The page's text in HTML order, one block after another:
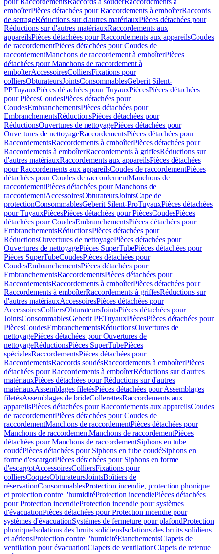
pour RaccordementsRaccords à souderRaccordements à
emboîterPièces détachées pour Raccordements à emboîterRaccords
de serrageRéductions sur d'autres matériauxPièces détachées pour
Réductions sur d'autres matériauxRaccordements aux
appareilsPièces détachées pour Raccordements aux appareilsCoudes
de raccordementPièces détachées pour Coudes de
raccordementManchons de raccordement à emboîterPièces
détachées pour Manchons de raccordement à
emboîterAccessoiresColliersFixations pour
colliersObturateursJointsConsommablesGeberit Silent-
PPTuyauxPièces détachées pour TuyauxPiècesPièces détachées
pour PiècesCoudesPièces détachées pour
CoudesEmbranchementsPièces détachées pour
EmbranchementsRéductionsPièces détachées pour
RéductionsOuvertures de nettoyagePièces détachées pour
Ouvertures de nettoyageRaccordementsPièces détachées pour
RaccordementsRaccordements à emboîterPièces détachées pour
Raccordements à emboîterRaccordements à griffesRéductions sur
d'autres matériauxRaccordements aux appareilsPièces détachées
pour Raccordements aux appareilsCoudes de raccordementPièces
détachées pour Coudes de raccordementManchons de
raccordementPièces détachées pour Manchons de
raccordementAccessoiresObturateursJointsCape de
protectionConsommablesGeberit Silent-ProTuyauxPièces détachées
pour TuyauxPiècesPièces détachées pour PiècesCoudesPièces
détachées pour CoudesEmbranchementsPièces détachées pour
EmbranchementsRéductionsPièces détachées pour
RéductionsOuvertures de nettoyagePièces détachées pour
Ouvertures de nettoyagePièces SuperTubePièces détachées pour
Pièces SuperTubeCoudesPièces détachées pour
CoudesEmbranchementsPièces détachées pour
EmbranchementsRaccordementsPièces détachées pour
RaccordementsRaccordements à emboîterPièces détachées pour
Raccordements à emboîterRaccordements à griffesRéductions sur
d'autres matériauxAccessoiresPièces détachées pour
AccessoiresColliersObturateursJointsPièces détachées pour
JointsConsommablesGeberit PETuyauxPiècesPièces détachées pour
PiècesCoudesEmbranchementsRéductionsOuvertures de
nettoyagePièces détachées pour Ouvertures de
nettoyageRéductionsPièces SuperTubePièces
spécialesRaccordementsPièces détachées pour
RaccordementsRaccords soudésRaccordements à emboîterPièces
détachées pour Raccordements à emboîterRéductions sur d'autres
matériauxPièces détachées pour Réductions sur d'autres
matériauxAssemblages filetésPièces détachées pour Assemblages
filetésAssemblages de brideCollerettesRaccordements aux
appareilsPièces détachées pour Raccordements aux appareilsCoudes
de raccordementPièces détachées pour Coudes de
raccordementManchons de raccordementPièces détachées pour
Manchons de raccordementManchons de raccordementPièces
détachées pour Manchons de raccordementSiphons en tube
coudéPièces détachées pour Siphons en tube coudéSiphons en
forme d'escargotPièces détachées pour Siphons en forme
d'escargotAccessoiresColliersFixations pour
colliersCoquesObturateursJointsBoîtiers de
réservationConsommablesProtection incendie, protection phonique
et protection contre l'humiditéProtection incendiePièces détachées
pour Protection incendieProtection incendie pour systèmes
d'évacuationPièces détachées pour Protection incendie pour
systèmes d'évacuationSystèmes de fermeture pour plafondProtection
phoniqueIsolations des bruits solidiensIsolations des bruits solidiens
et aériensProtection contre l'humiditéEtanchementsClapets de
ventilation pour évacuationClapets de ventilationClapets de retenue